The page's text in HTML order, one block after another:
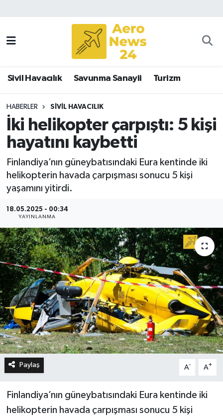
Sivil Havacılık Savunma Sanayii Turizm
HABERLER SIVIL HAVACILIK
İki helikopter çarpıştı: 5 kişi
hayatını kaybetti
Finlandiya’nın güneybatısındaki Eura kentinde iki
helikopterin havada çarpışması sonucu 5 kişi
yaşamını yitirdi.
18.05.2025 - 00:34
YAYINLANMA
Paylaş A- A+
Finlandiya’nın güneybatısındaki Eura kentinde iki
helikopterin havada çarpışması sonucu 5 kişi